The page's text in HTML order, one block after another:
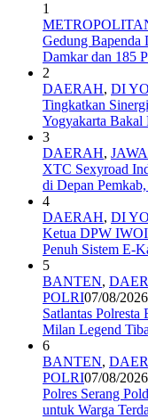
1
Gedung
Damkar dan 185
2
DAERAH, DI
Tingkatkan
Yogyakarta
3
DAERAH,
XTC Sexyroad
di Depan
4
DAERAH, DI
Ketua DPW
Penuh Sistem E-
5
BANTEN,
POLRI07/08/2026
Satlantas
Milan Legend
6
BANTEN,
POLRI07/08/2026
Polres Serang
untuk Warga